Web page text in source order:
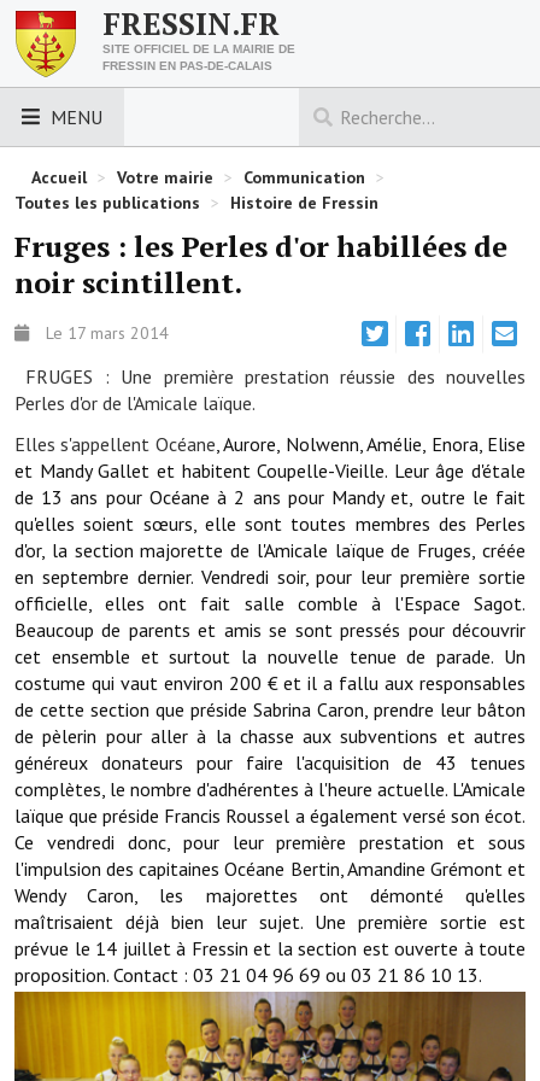
FRESSIN.FR
SITE OFFICIEL DE LA MAIRIE DE
FRESSIN EN PAS-DE-CALAIS
MENU
LES ESSENTIELS
Découvrez Fressin
Venir à Fressin
Urbanisme
Nous contacter
Les foulées fressinoises
ACCÈS RAPIDE
Démarches administratives
Projets et travaux en cours
Fêtes et manifestations
Numéros d'urgence
Terrains et maisons à vendre
VOTRE MAIRIE
Elus et agents
L'équipe municipale
Le personnel municipal
Les moyens financiers
Accueil > Votre mairie > Communication >
Toutes les publications > Histoire de Fressin
Fruges : les Perles d'or habillées de
noir scintillent.
Le 17 mars 2014
FRUGES : Une première prestation réussie des nouvelles
Perles d'or de l'Amicale laïque.
Elles s'appellent Océane, Aurore, Nolwenn, Amélie, Enora, Elise
et Mandy Gallet et habitent Coupelle-Vieille. Leur âge d'étale
de 13 ans pour Océane à 2 ans pour Mandy et, outre le fait
qu'elles soient sœurs, elle sont toutes membres des Perles
d'or, la section majorette de l'Amicale laïque de Fruges, créée
en septembre dernier. Vendredi soir, pour leur première sortie
officielle, elles ont fait salle comble à l'Espace Sagot.
Beaucoup de parents et amis se sont pressés pour découvrir
cet ensemble et surtout la nouvelle tenue de parade. Un
costume qui vaut environ 200 € et il a fallu aux responsables
de cette section que préside Sabrina Caron, prendre leur bâton
de pèlerin pour aller à la chasse aux subventions et autres
généreux donateurs pour faire l'acquisition de 43 tenues
complètes, le nombre d'adhérentes à l'heure actuelle. L'Amicale
laïque que préside Francis Roussel a également versé son écot.
Ce vendredi donc, pour leur première prestation et sous
l'impulsion des capitaines Océane Bertin, Amandine Grémont et
Wendy Caron, les majorettes ont démonté qu'elles
maîtrisaient déjà bien leur sujet. Une première sortie est
prévue le 14 juillet à Fressin et la section est ouverte à toute
proposition. Contact : 03 21 04 96 69 ou 03 21 86 10 13.